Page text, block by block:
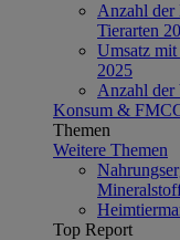
Anzahl der
Tierarten
Umsatz
2025
Anzahl der
Konsum &
Themen
Weitere Themen
Top Report